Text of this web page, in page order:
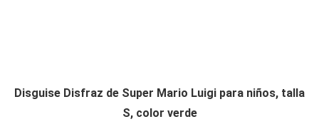
Disguise Disfraz de Super Mario Luigi para niños, talla
S, color verde